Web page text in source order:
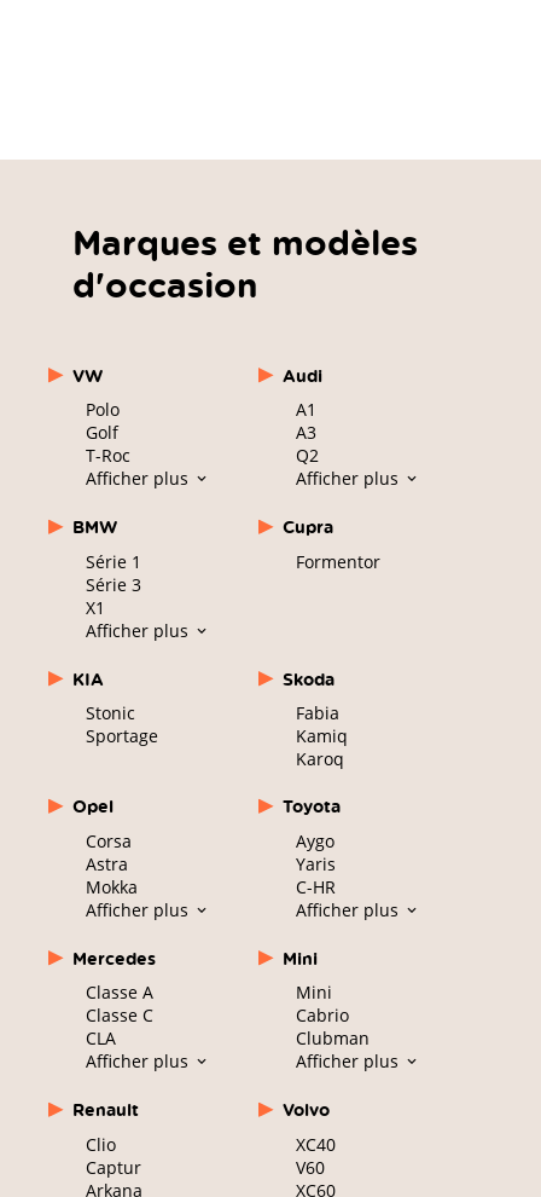
Marques et modèles
d'occasion
VW
Polo
Golf
T-Roc
Afficher plus
Audi
A1
A3
Q2
Afficher plus
BMW
Série 1
Série 3
X1
Afficher plus
Cupra
Formentor
KIA
Stonic
Sportage
Skoda
Fabia
Kamiq
Karoq
Opel
Corsa
Astra
Mokka
Afficher plus
Toyota
Aygo
Yaris
C-HR
Afficher plus
Mercedes
Classe A
Classe C
CLA
Afficher plus
Mini
Mini
Cabrio
Clubman
Afficher plus
Renault
Clio
Captur
Arkana
Volvo
XC40
V60
XC60